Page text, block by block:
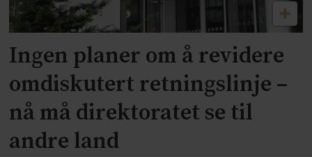
Ingen planer om å revidere
omdiskutert retningslinje –
nå må direktoratet se til
andre land